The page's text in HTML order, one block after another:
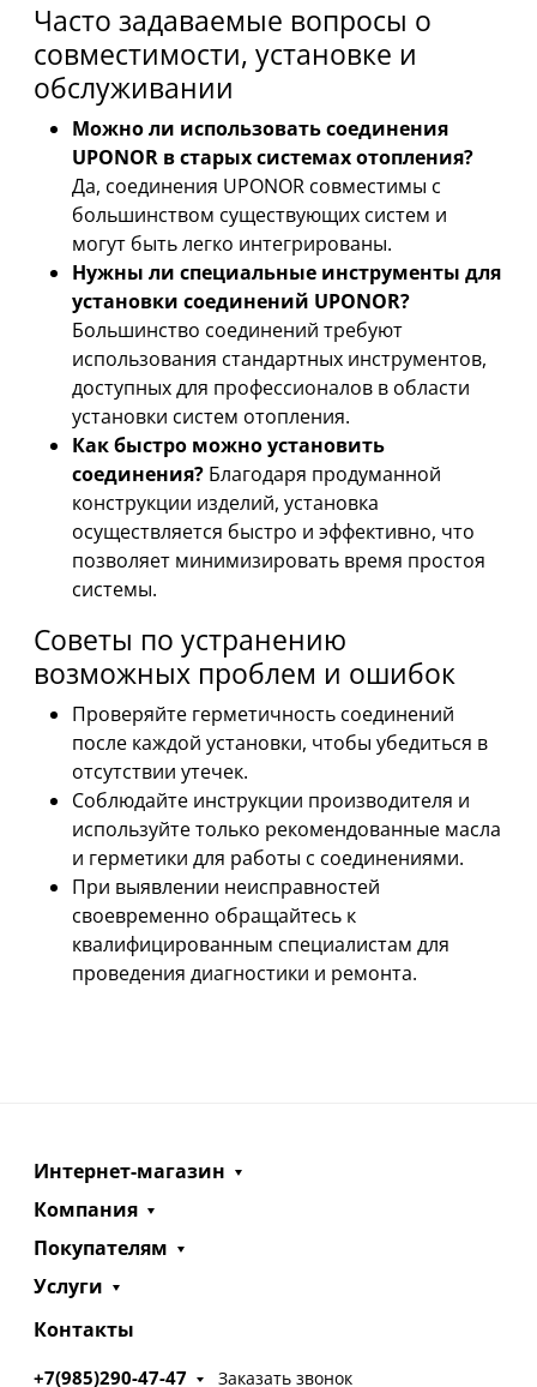
Часто задаваемые вопросы о
совместимости, установке и
обслуживании
Можно ли использовать соединения
UPONOR в старых системах отопления?
Да, соединения UPONOR совместимы с
большинством существующих систем и
могут быть легко интегрированы.
Нужны ли специальные инструменты для
установки соединений UPONOR?
Большинство соединений требуют
использования стандартных инструментов,
доступных для профессионалов в области
установки систем отопления.
Как быстро можно установить
соединения? Благодаря продуманной
конструкции изделий, установка
осуществляется быстро и эффективно, что
позволяет минимизировать время простоя
системы.
Советы по устранению
возможных проблем и ошибок
Проверяйте герметичность соединений
после каждой установки, чтобы убедиться в
отсутствии утечек.
Соблюдайте инструкции производителя и
используйте только рекомендованные масла
и герметики для работы с соединениями.
При выявлении неисправностей
своевременно обращайтесь к
квалифицированным специалистам для
проведения диагностики и ремонта.
Интернет-магазин
Компания
Покупателям
Услуги
Контакты
+7(985)290-47-47 Заказать звонок